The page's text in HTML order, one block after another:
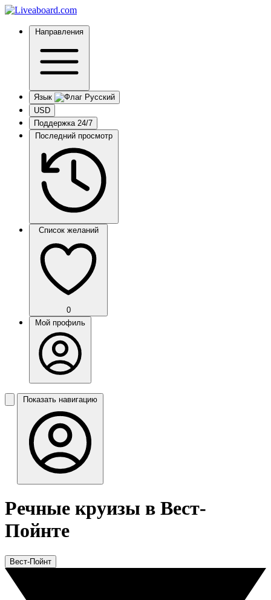
Направления
Язык
USD
Поддержка 24/7
Последний просмотр
Список желаний
0
Мой профиль
Показать навигацию
Речные круизы в Вест-
Пойнте
Вест-Пойнт